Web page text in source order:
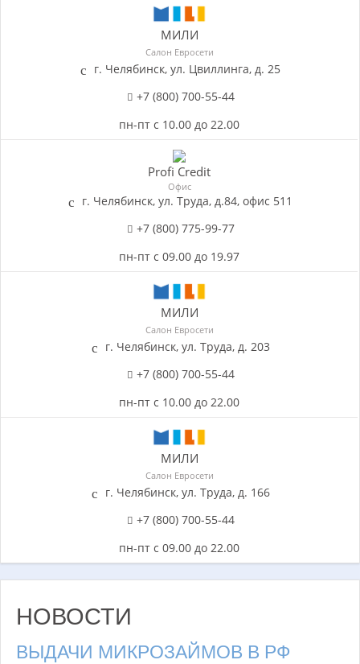
МИЛИ
Салон Евросети
г. Челябинск, ул. Цвиллинга, д. 25
+7 (800) 700-55-44
пн-пт с 10.00 до 22.00
Profi Credit
Офис
г. Челябинск, ул. Труда, д.84, офис 511
+7 (800) 775-99-77
пн-пт с 09.00 до 19.97
МИЛИ
Салон Евросети
г. Челябинск, ул. Труда, д. 203
+7 (800) 700-55-44
пн-пт с 10.00 до 22.00
МИЛИ
Салон Евросети
г. Челябинск, ул. Труда, д. 166
+7 (800) 700-55-44
пн-пт с 09.00 до 22.00
НОВОСТИ
ВЫДАЧИ МИКРОЗАЙМОВ В РФ